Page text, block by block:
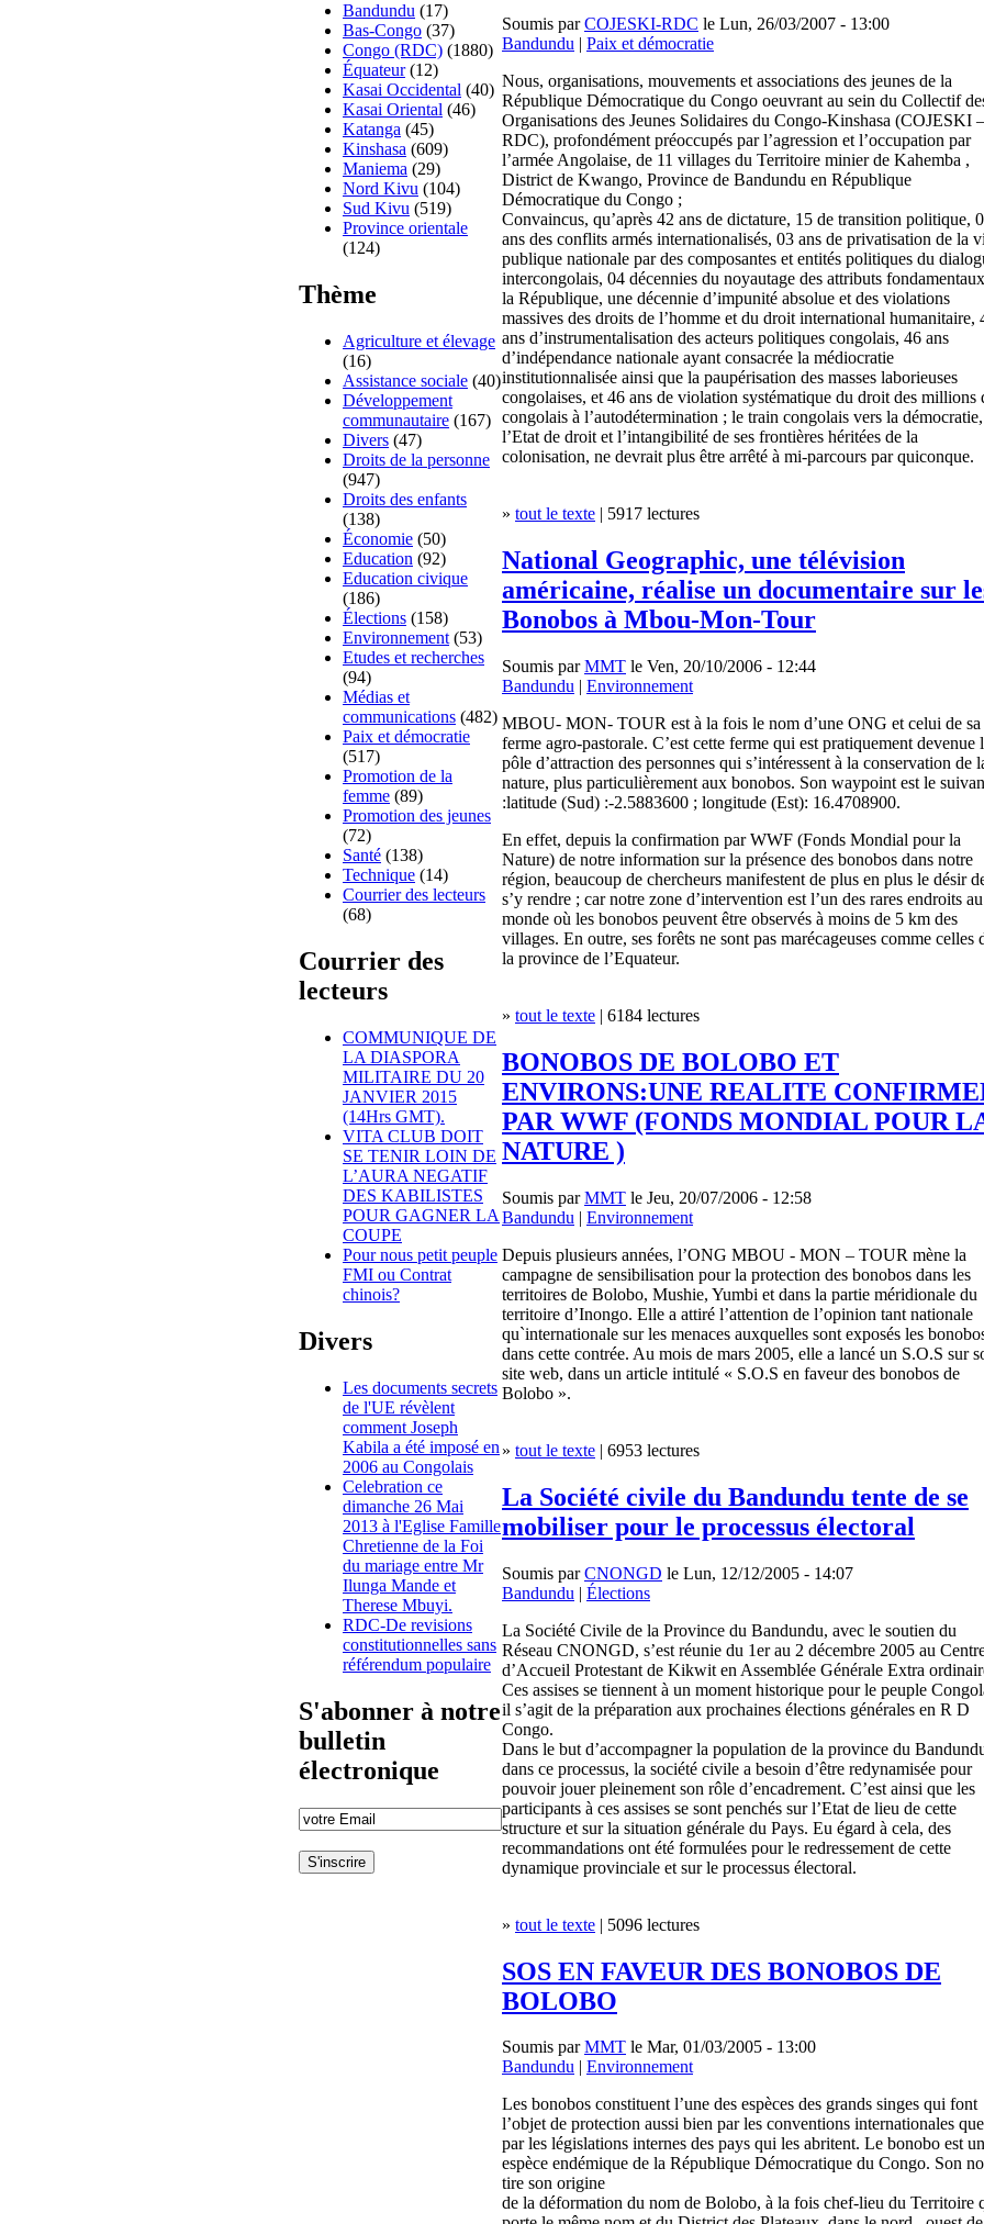
Bandundu (17)
Bas-Congo (37)
Congo (RDC) (1880)
Équateur(12)
Kasai Occidental (40)
Kasai Oriental (46)
Katanga (45)
Kinshasa (609)
Maniema (29)
Nord Kivu (104)
Sud Kivu (519)
Province orientale
(124)
Thème
Agriculture et élevage
(16)
Assistance sociale (40)
Développement
communautaire (167)
Divers (47)
Droits de la personne
(947)
Droits des enfants
(138)
Économie (50)
Education (92)
Education civique
(186)
Élections (158)
Environnement (53)
Etudes et recherches
(94)
Médias et
communications (482)
Paix et démocratie
(517)
Promotion de la
femme (89)
Promotion des jeunes
(72)
Santé (138)
Technique (14)
Courrier des lecteurs
(68)
Courrier des
lecteurs
COMMUNIQUE DE
LA DIASPORA
MILITAIRE DU 20
JANVIER 2015
(14Hrs GMT).
VITA CLUB DOIT
SE TENIR LOIN DE
L’AURA NEGATIF
DES KABILISTES
POUR GAGNER LA
COUPE
Pour nous petit peuple
FMI ou Contrat
chinois?
Divers
Les documents secrets
de l'UE révèlent
comment Joseph
Kabila a été imposé en
2006 au Congolais
Celebration ce
dimanche 26 Mai
2013 à l'Eglise Famille
Chretienne de la Foi
du mariage entre Mr
Ilunga Mande et
Therese Mbuyi.
RDC-De revisions
constitutionnelles sans
référendum populaire
S'abonner à notre
bulletin
électronique
Soumis parCOJESKI-RDC le Lun, 26/03/2007 - 13:00
Bandundu | Paix et démocratie
Nous, organisations, mouvements et associations des jeunes de la
République Démocratique du Congo oeuvrant au sein du Collectif
Organisations des Jeunes Solidaires du Congo-Kinshasa (COJESKI –
RDC), profondément préoccupés par l’agression et l’occupation par
l’armée Angolaise, de 11 villages du Territoire minier de Kahemba ,
District de Kwango, Province de Bandundu en République
Démocratique du Congo ;
Convaincus, qu’après 42 ans de dictature, 15 de transition politique,
ans des conflits armés internationalisés, 03 ans de privatisation de la
publique nationale par des composantes et entités politiques du
intercongolais, 04 décennies du noyautage des attributs
la République, une décennie d’impunité absolue et des violations
massives des droits de l’homme et du droit international humanitaire,
ans d’instrumentalisation des acteurs politiques congolais, 46 ans
d’indépendance nationale ayant consacrée la médiocratie
institutionnalisée ainsi que la paupérisation des masses laborieuses
congolaises, et 46 ans de violation systématique du droit des millions
congolais à l’autodétermination ; le train congolais vers la démocratie,
l’Etat de droit et l’intangibilité de ses frontières héritées de la
colonisation, ne devrait plus être arrêté à mi-parcours par quiconque.
» tout le texte | 5917 lectures
National Geographic, une télévision
américaine, réalise un documentaire sur
Bonobos à Mbou-Mon-Tour
Soumis parMMT le Ven, 20/10/2006 - 12:44
Bandundu | Environnement
MBOU- MON- TOUR est à la fois le nom d’une ONG et celui de sa
ferme agro-pastorale. C’est cette ferme qui est pratiquement devenue
pôle d’attraction des personnes qui s’intéressent à la conservation de
nature, plus particulièrement aux bonobos. Son waypoint est le
:latitude (Sud) :-2.5883600 ; longitude (Est): 16.4708900.
En effet, depuis la confirmation par WWF (Fonds Mondial pour la
Nature) de notre information sur la présence des bonobos dans notre
région, beaucoup de chercheurs manifestent de plus en plus le désir
s’y rendre ; car notre zone d’intervention est l’un des rares endroits au
monde où les bonobos peuvent être observés à moins de 5 km des
villages. En outre, ses forêts ne sont pas marécageuses comme celles
la province de l’Equateur.
» tout le texte | 6184 lectures
BONOBOS DE BOLOBO ET
ENVIRONS:UNE REALITE
PAR WWF (FONDS MONDIAL POUR
NATURE )
Soumis parMMT le Jeu, 20/07/2006 - 12:58
Bandundu | Environnement
Depuis plusieurs années, l’ONG MBOU - MON – TOUR mène la
campagne de sensibilisation pour la protection des bonobos dans les
territoires de Bolobo, Mushie, Yumbi et dans la partie méridionale du
territoire d’Inongo. Elle a attiré l’attention de l’opinion tant nationale
qu`internationale sur les menaces auxquelles sont exposés les
dans cette contrée. Au mois de mars 2005, elle a lancé un S.O.S sur
site web, dans un article intitulé « S.O.S en faveur des bonobos de
Bolobo ».
» tout le texte | 6953 lectures
La Société civile du Bandundu tente de se
mobiliser pour le processus électoral
Soumis parCNONGD le Lun, 12/12/2005 - 14:07
Bandundu | Élections
La Société Civile de la Province du Bandundu, avec le soutien du
Réseau CNONGD, s’est réunie du 1er au 2 décembre 2005 au
d’Accueil Protestant de Kikwit en Assemblée Générale Extra
Ces assises se tiennent à un moment historique pour le peuple
il s’agit de la préparation aux prochaines élections générales en R D
Congo.
Dans le but d’accompagner la population de la province du
dans ce processus, la société civile a besoin d’être redynamisée pour
pouvoir jouer pleinement son rôle d’encadrement. C’est ainsi que les
participants à ces assises se sont penchés sur l’Etat de lieu de cette
structure et sur la situation générale du Pays. Eu égard à cela, des
recommandations ont été formulées pour le redressement de cette
dynamique provinciale et sur le processus électoral.
» tout le texte | 5096 lectures
SOS EN FAVEUR DES BONOBOS DE
BOLOBO
Soumis parMMT le Mar, 01/03/2005 - 13:00
Bandundu
Environnement
Les bonobos constituent l’une des espèces des grands singes qui font
l’objet de protection aussi bien par les conventions internationales que
par les législations internes des pays qui les abritent. Le bonobo est
espèce endémique de la République Démocratique du Congo. Son
tire son origine
de la déformation du nom de Bolobo, à la fois chef-lieu du Territoire